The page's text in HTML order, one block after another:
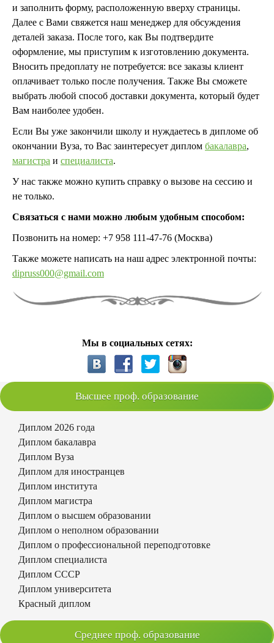
и заполнить форму, расположенную вверху страницы.
Далее с Вами свяжется наш менеджер для обсуждения
деталей заказа. После того, как Вы подтвердите
оформление, мы приступим к изготовлению документа.
Вносить предоплату не потребуется: все заказы клиент
оплачивает только после получения. Также Вы сможете
выбрать любой способ доставки документа, который будет
Вам наиболее удобен.
Если Вы уже закончили школу и нуждаетесь в дипломе об
окончании Вуза, то Вас заинтересует диплом бакалавра,
магистра и специалиста.
У нас также можно купить справку о вызове на сессию и
не только.
Связаться с нами можно любым удобным способом:
Позвонить на номер: +7 958 111-47-76 (Москва)
Также можете написать на наш адрес электронной почты:
dipruss000@gmail.com
Мы в социальных сетях:
Высшее проф. образование
Диплом 2026 года
Диплом бакалавра
Диплом Вуза
Диплом для иностранцев
Диплом института
Диплом магистра
Диплом о высшем образовании
Диплом о неполном образовании
Диплом о профессиональной переподготовке
Диплом специалиста
Диплом СССР
Диплом университета
Красный диплом
Среднее проф. образование